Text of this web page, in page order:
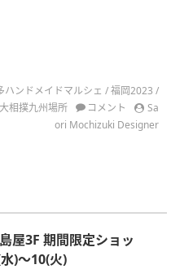
ハンドメイドマルシェ /福岡2023 /
大相撲九州場所 コメント
Sa
ori Mochizuki Designer
屋3F 期間限定ショッ
)〜10(火)